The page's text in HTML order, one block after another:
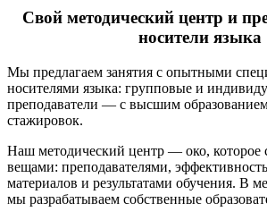
Свой методический центр и
носители языка
Мы предлагаем занятия с опытными
носителями языка: групповые и
преподаватели — с высшим
стажировок.
Наш методический центр — око, которое
вещами: преподавателями,
материалов и результатами обучения. В
мы разрабатываем собственные